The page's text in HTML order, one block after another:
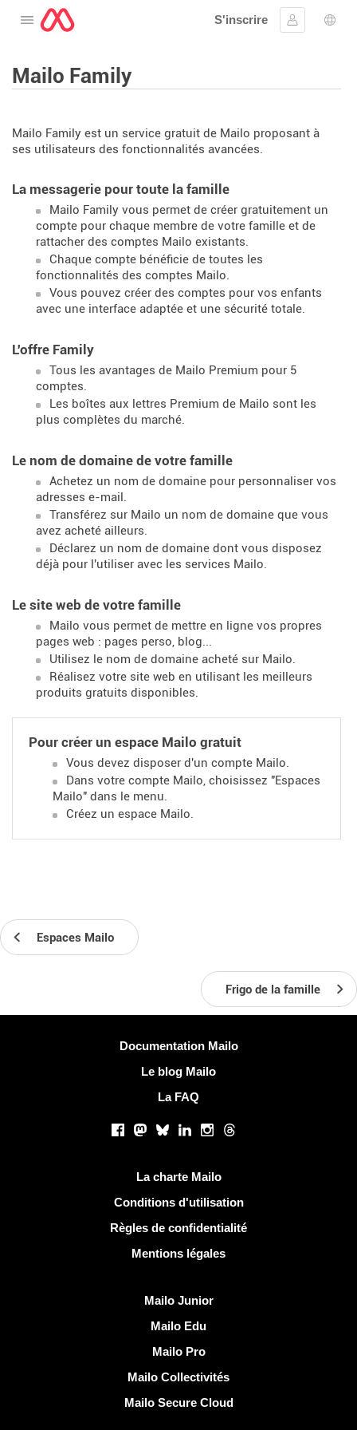
Ouvrir le menu
S'inscrire
Se
Mailo Family
Mailo Family est un service gratuit de Mailo proposant à
ses utilisateurs des fonctionnalités avancées.
La messagerie pour toute la famille
Mailo Family vous permet de créer gratuitement un
compte pour chaque membre de votre famille et de
rattacher des comptes Mailo existants.
Chaque compte bénéficie de toutes les
fonctionnalités des comptes Mailo.
Vous pouvez créer des comptes pour vos enfants
avec une interface adaptée et une sécurité totale.
L'offre Family
Tous les avantages de Mailo Premium pour 5
comptes.
Les boîtes aux lettres Premium de Mailo sont les
plus complètes du marché.
Le nom de domaine de votre famille
Achetez un nom de domaine pour personnaliser vos
adresses e-mail.
Transférez sur Mailo un nom de domaine que vous
avez acheté ailleurs.
Déclarez un nom de domaine dont vous disposez
déjà pour l'utiliser avec les services Mailo.
Le site web de votre famille
Mailo vous permet de mettre en ligne vos propres
pages web : pages perso, blog...
Utilisez le nom de domaine acheté sur Mailo.
Réalisez votre site web en utilisant les meilleurs
produits gratuits disponibles.
Pour créer un espace Mailo gratuit
Vous devez disposer d'un compte Mailo.
Dans votre compte Mailo, choisissez "Espaces
Mailo" dans le menu.
Créez un espace Mailo.
Espaces Mailo
Frigo de la famille
Documentation Mailo
Le blog Mailo
La FAQ
Facebook
Mastodon
BlueskyLinkedInInstagram
Threads
La charte Mailo
Conditions d'utilisation
Règles de confidentialité
Mentions légales
Mailo Junior
Mailo Edu
Mailo Pro
Mailo Collectivités
Mailo Secure Cloud